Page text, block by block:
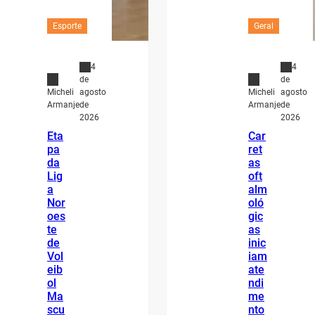
Esporte
Micheli
Armanje
4
de
agosto
de
2026
Eta
pa
da
Lig
a
Nor
oes
te
de
Vol
eib
ol
Ma
scu
Geral
Micheli
Armanje
4
de
agosto
de
2026
Car
ret
as
oft
alm
oló
gic
as
inic
iam
ate
ndi
me
nto